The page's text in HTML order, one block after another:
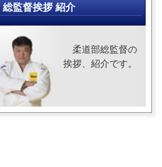
総監督挨拶 紹介
柔道部総監督の
挨拶、紹介です。